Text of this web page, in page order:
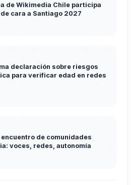
de Wikimedia Chile participa
cara a Santiago 2027
declaración sobre riesgos
para verificar edad en redes
encuentro de comunidades
voces, redes, autonomía